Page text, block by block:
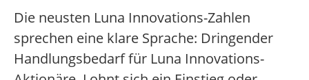
Die neusten Luna Innovations-Zahlen
sprechen eine klare Sprache: Dringender
Handlungsbedarf für Luna Innovations-